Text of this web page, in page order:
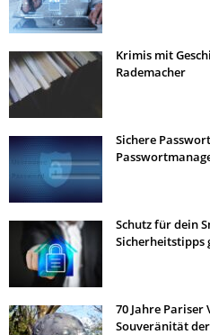
Krimis mit
Rademacher
Sichere
Schutz für dein
Sicherheitstipps
70 Jahre
Souveränität